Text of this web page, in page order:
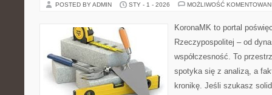
POSTED BY ADMIN STY - 1 - 2026 MOŻLIWOŚĆ
KoronaMK to portal
Rzeczypospolitej – od
współczesność. To
spotyka się z analizą, a
kronikę. Jeśli szukasz